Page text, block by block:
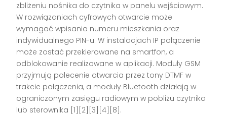
zbliżeniu nośnika do czytnika w panelu wejściowym.
W rozwiązaniach cyfrowych otwarcie może
wymagać wpisania numeru mieszkania oraz
indywidualnego PIN-u. W instalacjach IP połączenie
może zostać przekierowane na smartfon, a
odblokowanie realizowane w aplikacji. Moduły GSM
przyjmują polecenie otwarcia przez tony DTMF w
trakcie połączenia, a moduły Bluetooth działają w
ograniczonym zasięgu radiowym w pobliżu czytnika
lub sterownika [1][2][3][4][8].